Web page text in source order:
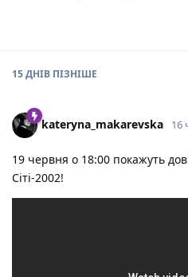
15 ДНІВ ПІЗНІШЕ
kateryna_makarevska 16
19 червня о 18:00 покажуть
Сіті-2002!